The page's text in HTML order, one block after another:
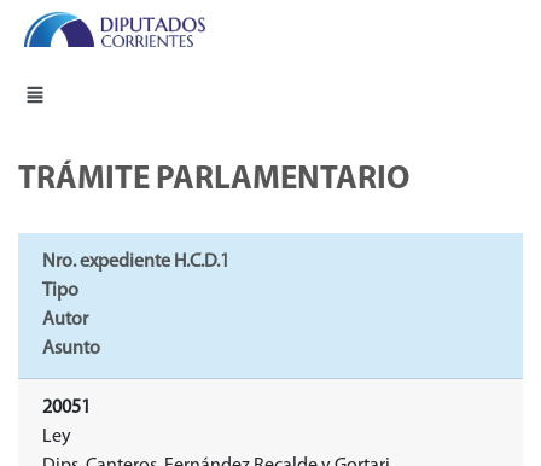
TRÁMITE PARLAMENTARIO
Nro. expediente H.C.D.1
Tipo
Autor
Asunto
20051
Ley